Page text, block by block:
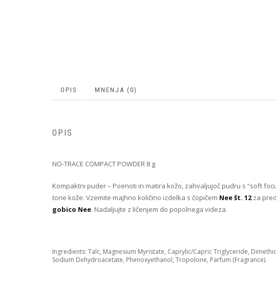
OPIS MNENJA (0)
OPIS
NO-TRACE COMPACT POWDER 8 g
Kompaktni puder – Poenoti in matira kožo, zahvaljujoč pudru s “soft
tone kože. Vzemite majhno količino izdelka s čopičem Nee št. 12za
gobico Nee. Nadaljujte z ličenjem do popolnega videza.
Ingredients: Talc, Magnesium Myristate, Caprylic/Capric Triglyceride,
Sodium Dehydroacetate, Phenoxyethanol, Tropolone, Parfum (Fragrance).